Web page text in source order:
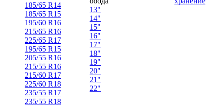
185/65 R14
185/65 R15
195/60 R16
215/65 R16
225/65 R17
195/65 R15
205/55 R16
215/55 R16
215/60 R17
225/60 R18
235/55 R17
235/55 R18
13"
14"
15"
16"
17"
18"
19"
20"
21"
22"